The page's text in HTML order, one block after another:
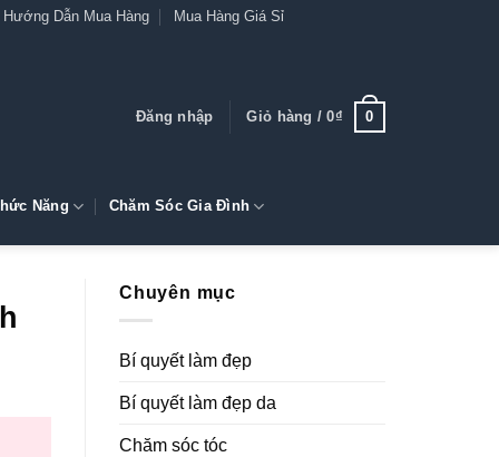
Hướng Dẫn Mua Hàng
Mua Hàng Giá Sỉ
Đăng nhập Giỏ hàng /0₫ 0
Năng Chăm Sóc Gia Đình
Chuyên mục
Bí quyết làm đẹp
Bí quyết làm đẹp da
Chăm sóc tóc